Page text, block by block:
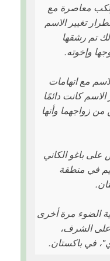
معاصرة مع
تغيير الاسم
تم رشقها
وإخوته.
مع اتهامات
كانت دائمًا
زواجهما وأنها
باغو الكاني
في منطقة
الضوء مرة أخرى
على الشرف،
في باكستان.